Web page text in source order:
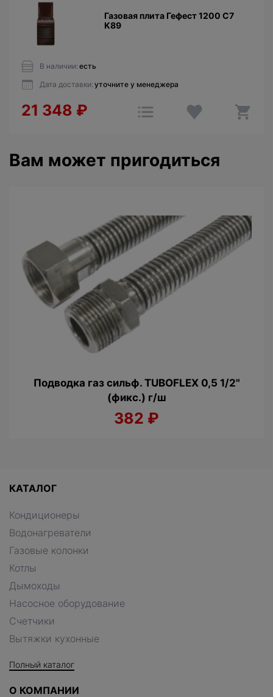
Газовая плита Гефест 1200 C7
K89
В наличии: есть
Дата доставки: уточните у менеджера
21 348 ₽
Вам может пригодиться
Подводка газ сильф. TUBOFLEX 0,5 1/2"
(фикс.) г/ш
382 ₽
КАТАЛОГ
Кондиционеры
Водонагреватели
Газовые колонки
Котлы
Дымоходы
Насосное оборудование
Счетчики
Вытяжки кухонные
Полный каталог
О КОМПАНИИ